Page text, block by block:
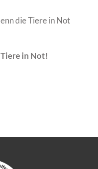
die Tiere in Not
in Not!